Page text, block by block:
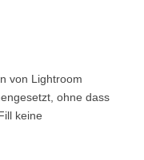
von Lightroom
ohne dass
keine